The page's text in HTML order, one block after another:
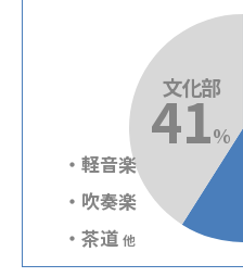
41
文化部
%
・軽音楽
・吹奏楽
・茶道 他